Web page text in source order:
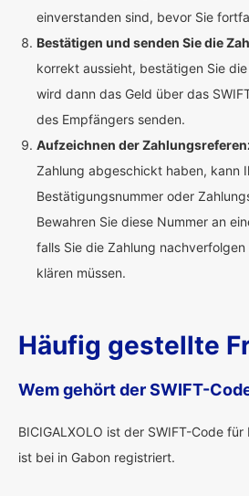
einverstanden sind, bevor Sie
Bestätigen und senden Sie die
korrekt aussieht, bestätigen Sie
wird dann das Geld über das
des Empfängers senden.
Aufzeichnen der
Zahlung abgeschickt haben, kann
Bestätigungsnummer oder
Bewahren Sie diese Nummer an
falls Sie die Zahlung
klären müssen.
Häufig gestellte
Wem gehört der SWIFT-
BICIGALXOLO ist der SWIFT-Code für
ist bei in Gabon registriert.